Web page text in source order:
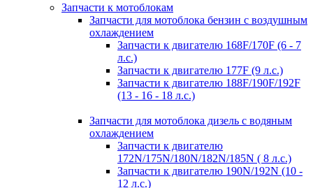
Запчасти к мотоблокам
Запчасти для мотоблока бензин с воздушным
охлаждением
Запчасти к двигателю 168F/170F (6 - 7
л.с.)
Запчасти к двигателю 177F (9 л.с.)
Запчасти к двигателю 188F/190F/192F
(13 - 16 - 18 л.с.)
Запчасти для мотоблока дизель с водяным
охлаждением
Запчасти к двигателю
172N/175N/180N/182N/185N ( 8 л.с.)
Запчасти к двигателю 190N/192N (10 -
12 л.с.)